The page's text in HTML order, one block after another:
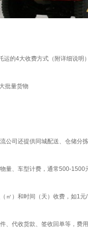
的4大收费方式（附详细说明）
批量货物
公司还提供同城配送、仓储分拣
量、车型计费，通常500-1500
㎡）和时间（天）收费，如1元
、代收货款、签收回单等，费用